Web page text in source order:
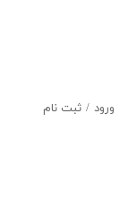
ورود / ثبت نام